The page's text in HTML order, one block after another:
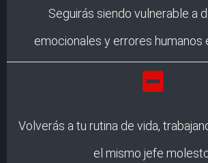
Seguirás siendo vulnerable a
emocionales y errores humanos
Volverás a tu rutina de vida,
el mismo jefe